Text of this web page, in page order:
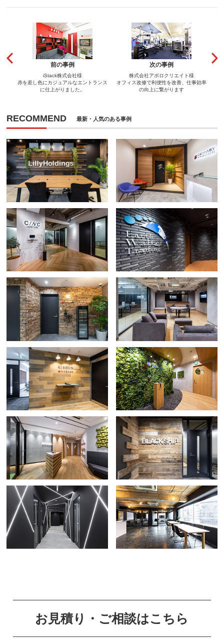
前の事例
iStack株式会社様
赤を差し色にカジュアルなエントランス
に仕上がりました。
次の事例
株式会社アポロクリエイト様
オフィス改修で利便性を改善、仕事効率
の向上に繋がります
RECOMMEND 最新・人気のある事例
お見積り・ご相談はこちら